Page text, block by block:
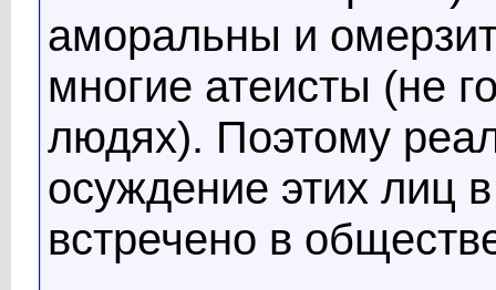
аморальны и
многие атеисты (не
людях). Поэтому
осуждение этих лиц
встречено в